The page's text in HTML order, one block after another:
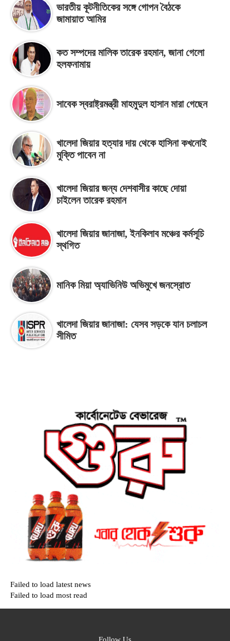
ভারতীয় কূটনীতিকের সঙ্গে গোপন বৈঠকে
জামায়াত আমির
কত সম্পদের মালিক তারেক রহমান, জানা গেলো
হলফনামায়
সাবেক স্বরাষ্ট্রমন্ত্রী মাহমুদুল হাসান মারা গেছেন
খালেদা জিয়ার হত্যার দায় থেকে হাসিনা কখনোই
মুক্তি পাবেন না
খালেদা জিয়ার জন্য দেশবাসীর কাছে দোয়া
চাইলেন তারেক রহমান
খালেদা জিয়ার জানাজা, ইনকিলাব মঞ্চের কর্মসূচি
স্থগিত
মানিক মিয়া অ্যাভিনিউ অভিমুখে জনস্রোত
খালেদা জিয়ার জানাজা: যেসব সড়কে যান চলাচল
সীমিত
Failed to load latest news
Failed to load most read
Follow Us